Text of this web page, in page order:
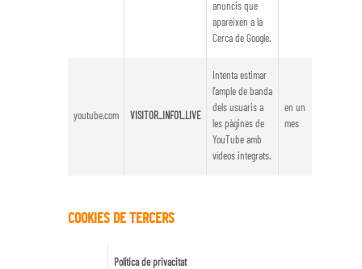
anuncis que
apareixen a la
Cerca de Google.
youtube.com VISITOR_INFO1_LIVE
Intenta estimar
l’ample de banda
dels usuaris a
les pàgines de
YouTube amb
vídeos integrats.
en un
mes
COOKIES DE TERCERS
Política de privacitat